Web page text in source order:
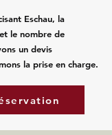
Eschau, la
le nombre de
un devis
la prise en charge.